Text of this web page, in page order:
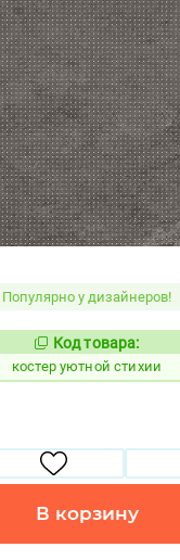
Популярно у дизайнеров!
Код товара:
костер уютной стихии
В корзину